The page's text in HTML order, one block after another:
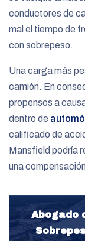
conductores de
mal el tiempo de
con sobrepeso.
Una carga más
camión. En
propensos a
dentro de
calificado de
Mansfield podría
una
Abogado